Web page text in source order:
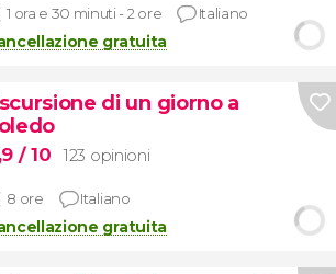
1 ora e 30 minuti - 2 ore Italiano
gratuita
di un giorno a
/ 10 123 opinioni
8 ore Italiano
gratuita